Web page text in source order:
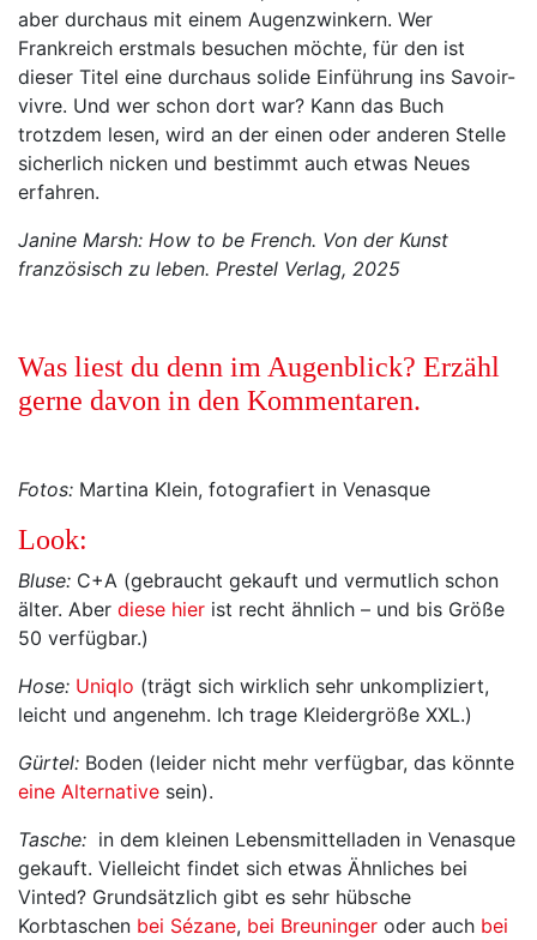
aber durchaus mit einem Augenzwinkern. Wer
Frankreich erstmals besuchen möchte, für den ist
dieser Titel eine durchaus solide Einführung ins Savoir-
vivre. Und wer schon dort war? Kann das Buch
trotzdem lesen, wird an der einen oder anderen Stelle
sicherlich nicken und bestimmt auch etwas Neues
erfahren.
Janine Marsh: How to be French. Von der Kunst
französisch zu leben. Prestel Verlag, 2025
Was liest du denn im Augenblick? Erzähl
gerne davon in den Kommentaren.
Fotos: Martina Klein, fotografiert in Venasque
Look:
Bluse: C+A (gebraucht gekauft und vermutlich schon
älter. Aber diese hier ist recht ähnlich – und bis Größe
50 verfügbar.)
Hose: Uniqlo (trägt sich wirklich sehr unkompliziert,
leicht und angenehm. Ich trage Kleidergröße XXL.)
Gürtel: Boden (leider nicht mehr verfügbar, das könnte
eine Alternative sein).
Tasche: in dem kleinen Lebensmittelladen in Venasque
gekauft. Vielleicht findet sich etwas Ähnliches bei
Vinted? Grundsätzlich gibt es sehr hübsche
Korbtaschen bei Sézane, bei Breuninger oder auch bei